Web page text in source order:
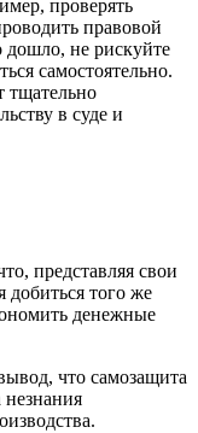
проверять
правовой
дошло, не рискуйте
самостоятельно.
тщательно
в суде и
представляя свои
добиться того же
денежные
что самозащита
незнания